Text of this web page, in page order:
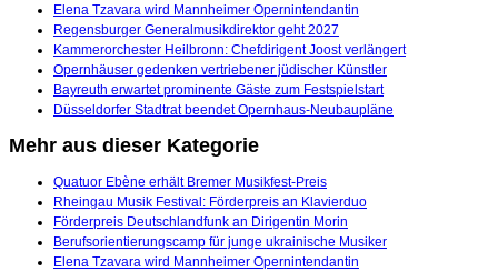
Elena Tzavara wird Mannheimer Opernintendantin
Regensburger Generalmusikdirektor geht 2027
Kammerorchester Heilbronn: Chefdirigent Joost verlängert
Opernhäuser gedenken vertriebener jüdischer Künstler
Bayreuth erwartet prominente Gäste zum Festspielstart
Düsseldorfer Stadtrat beendet Opernhaus-Neubaupläne
Mehr aus dieser Kategorie
Quatuor Ebène erhält Bremer Musikfest-Preis
Rheingau Musik Festival: Förderpreis an Klavierduo
Förderpreis Deutschlandfunk an Dirigentin Morin
Berufsorientierungscamp für junge ukrainische Musiker
Elena Tzavara wird Mannheimer Opernintendantin